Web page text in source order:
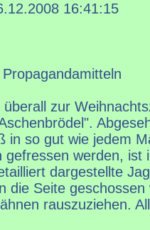
16:41:15
zur
in so gut wie jedem
gefressen werden, ist
dargestellte
die Seite
rauszuziehen.